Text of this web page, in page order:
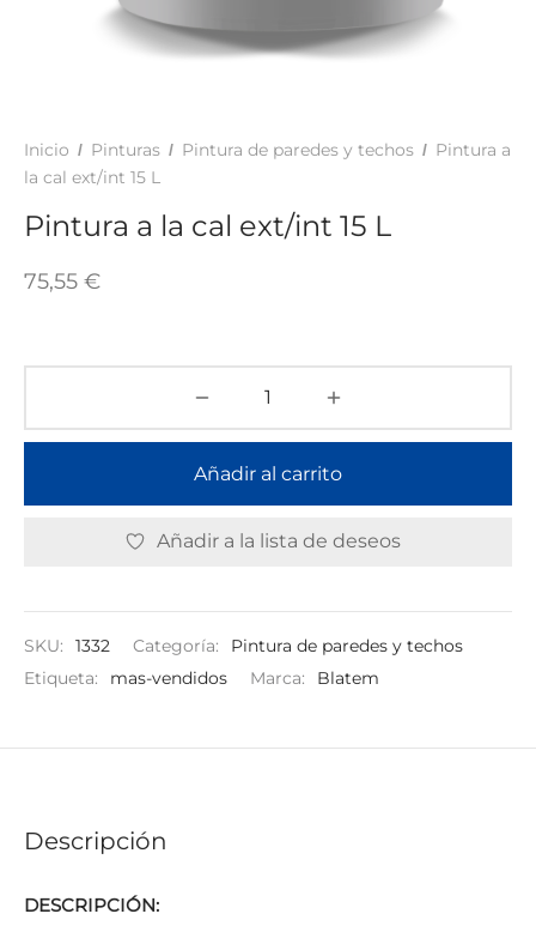
Inicio / Pinturas / Pintura de paredes y techos / Pintura a
la cal ext/int 15 L
Pintura a la cal ext/int 15 L
75,55 €
Añadir al carrito
Añadir a la lista de deseos
SKU: 1332 Categoría:
Pintura de paredes y techos
Etiqueta:
mas-vendidos Marca: Blatem
Descripción
DESCRIPCIÓN:
ADHESIVOS Y COLAS
Y SUELOS